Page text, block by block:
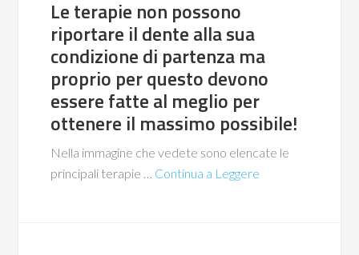
Le terapie non possono
riportare il dente alla sua
condizione di partenza ma
proprio per questo devono
essere fatte al meglio per
ottenere il massimo possibile!
Nella immagine che vedete sono elencate le
principali terapie … Continua a Leggere